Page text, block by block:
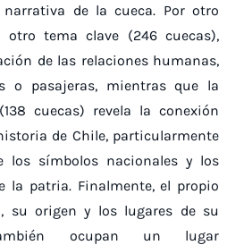
de la cueca. Por otro
otro tema clave (246 cuecas),
de las relaciones humanas,
o pasajeras, mientras que la
cuecas) revela la conexión
de Chile, particularmente
los símbolos nacionales y los
la patria. Finalmente, el propio
su origen y los lugares de su
ocupan un lugar